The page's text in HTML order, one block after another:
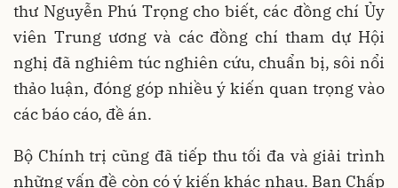
thư Nguyễn Phú Trọng cho biết, các đồng chí Ủy
viên Trung ương và các đồng chí tham dự Hội
nghị đã nghiêm túc nghiên cứu, chuẩn bị, sôi nổi
thảo luận, đóng góp nhiều ý kiến quan trọng vào
các báo cáo, đề án.
Bộ Chính trị cũng đã tiếp thu tối đa và giải trình
những vấn đề còn có ý kiến khác nhau. Ban Chấp